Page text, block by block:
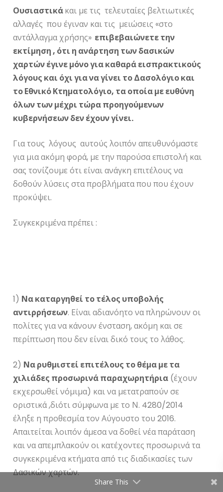
Ουσιαστικάκαι με τις τελευταίες βελτιωτικές
αλλαγές που έγιναν και τις μειώσεις «στο
αντάλλαγμα χρήσης» επιβεβαιώνετε την
εκτίμηση , ότι η ανάρτηση των δασικών
χαρτών έγινε μόνο για καθαρά εισπρακτικούς
λόγους και όχι για να γίνει το Δασολόγιο και
το Εθνικό Κτηματολόγιο, τα οποία με ευθύνη
όλων των μέχρι τώρα προηγούμενων
κυβερνήσεων δεν έχουν γίνει.
Για τους λόγους αυτούς λοιπόν απευθυνόμαστε
για μια ακόμη φορά, με την παρούσα επιστολή και
σας τονίζουμε ότι είναι ανάγκη επιτέλους να
δοθούν λύσεις στα προβλήματα που που έχουν
προκύψει.
Συγκεκριμένα πρέπει :
1) Να καταργηθεί το τέλος υποβολής
αντιρρήσεων. Είναι αδιανόητο να πληρώνουν οι
πολίτες για να κάνουν ένσταση, ακόμη και σε
περίπτωση που δεν είναι δικό τους το λάθος.
2) Να ρυθμιστεί επιτέλους το θέμα με τα
χιλιάδες προσωρινά παραχωρητήρια (έχουν
εκχερσωθεί νόμιμα) και να μετατραπούν σε
οριστικά ,διότι σύμφωνα με το Ν. 4280/2014
έληξε η προθεσμία τον Αύγουστο του 2016.
Απαιτείται λοιπόν άμεσα να δοθεί νέα παράταση
και να απεμπλακούν οι κατέχοντες προσωρινά τα
συγκεκριμένα κτήματα από τις διαδικασίες των
Δασικών χαρτών.
Share This